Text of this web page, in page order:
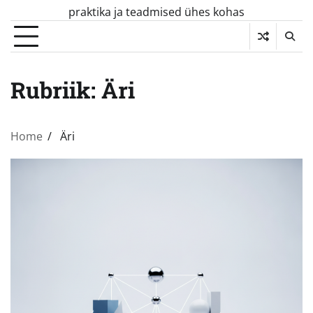
content
praktika ja teadmised ühes kohas
Rubriik: Äri
Home Äri